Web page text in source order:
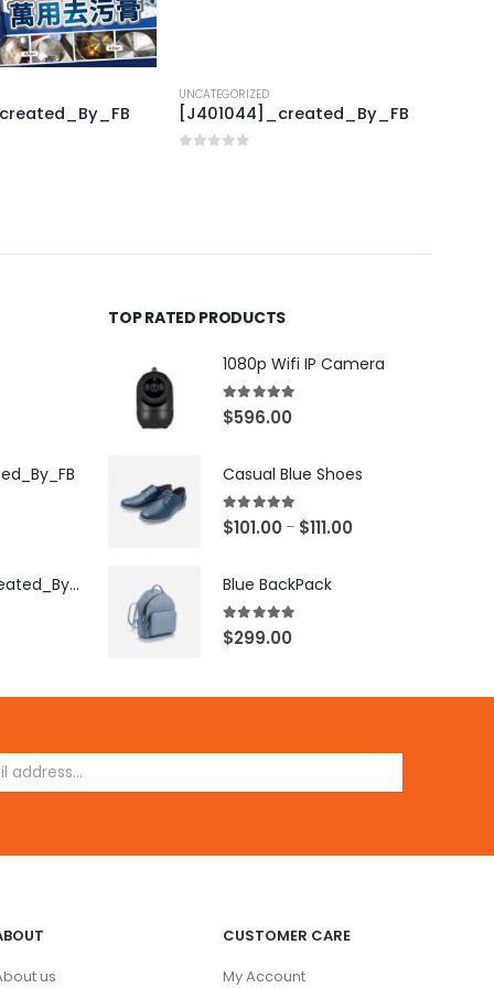
UNCATEGORIZED
[J401044]_created_By_FB
[X503248Z]_Created_By_FB
TOP RATED PRODUCTS
1080p Wifi IP Camera
5.00out of 5
$596.00
Casual Blue Shoes
5.00 out of 5
$101.00 – $111.00
Blue BackPack
5.00out of 5
$299.00
us
CUSTOMER CARE
My Account